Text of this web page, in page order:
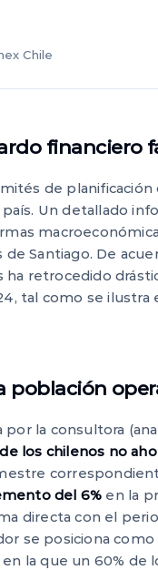
Chile
financiero
de
Un detallado
Santiago. De
retrocedido
tal como se
población
la consultora
los chilenos no
del 6% en la
directa con el
se posiciona
la que un 60%